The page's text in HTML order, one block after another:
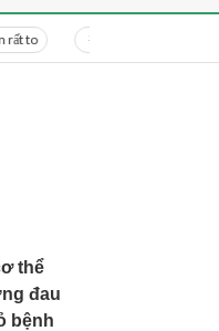
Danh tính người phụ nữ bị bạn
thể
đau
bệnh